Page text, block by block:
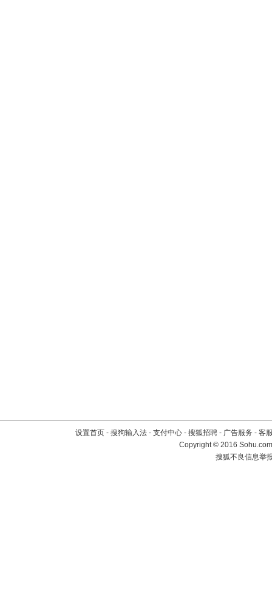
设置首页 - 搜狗输入法 - 支付中心 - 搜狐招聘 - 广告服务 - 客
Copyright©2016
搜狐不良信息举